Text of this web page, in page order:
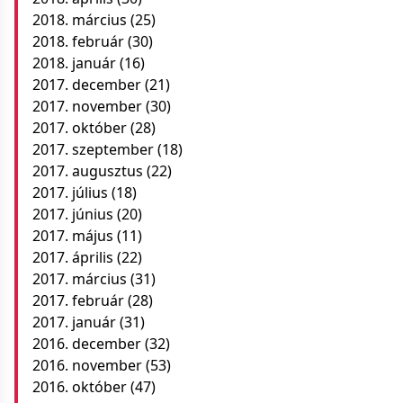
2018. március (25)
2018. február(30)
2018. január(16)
2017. december(21)
2017. november(30)
2017. október(28)
2017. szeptember(18)
2017. augusztus (22)
2017. július (18)
2017. június (20)
2017. május (11)
2017. április (22)
2017. március (31)
2017. február(28)
2017. január(31)
2016. december(32)
2016. november(53)
2016. október(47)